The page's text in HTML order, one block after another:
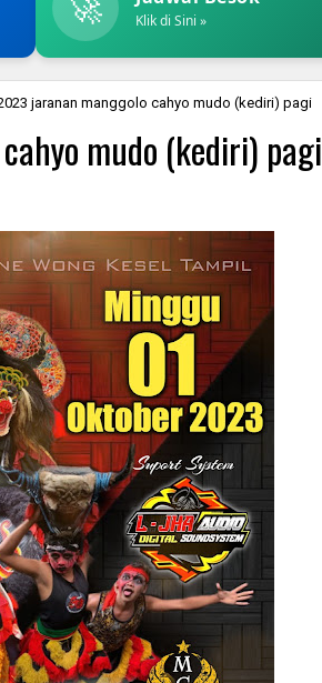
Klik di Sini »
jaranan manggolo cahyo mudo (kediri) pagi
mudo (kediri) pagi